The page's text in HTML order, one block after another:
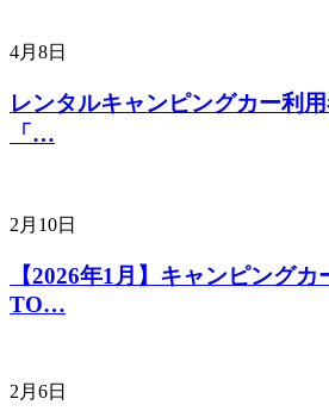
4月8日
レンタルキャンピングカー利
「…
2月10日
【2026年1月】キャンピング
TO…
2月6日